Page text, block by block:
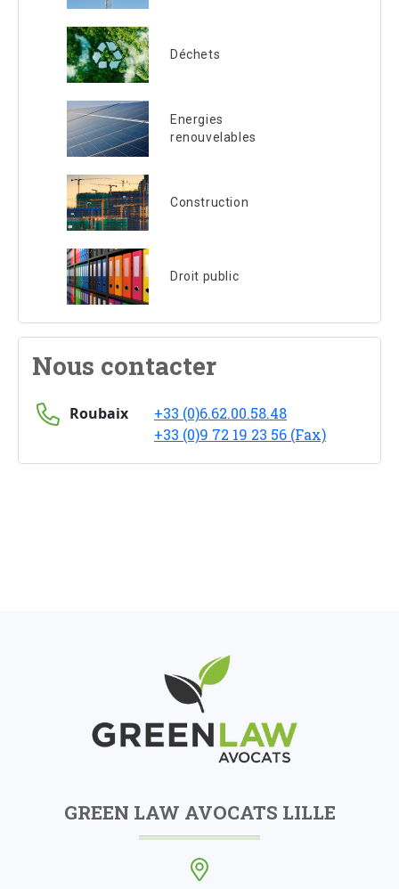
Déchets
Energies
renouvelables
Construction
Droit public
Nous contacter
Roubaix
+33 (0)6.62.00.58.48
+33 (0)9 72 19 23 56 (Fax)
GREEN LAW AVOCATS LILLE